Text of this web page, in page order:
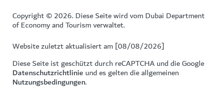
Copyright © 2026. Diese Seite wird vom Dubai Department
of Economy and Tourism verwaltet.
Website zuletzt aktualisiert am [08/08/2026]
Diese Seite ist geschützt durch reCAPTCHA und die Google
Datenschutzrichtlinie und es gelten die allgemeinen
Nutzungsbedingungen.